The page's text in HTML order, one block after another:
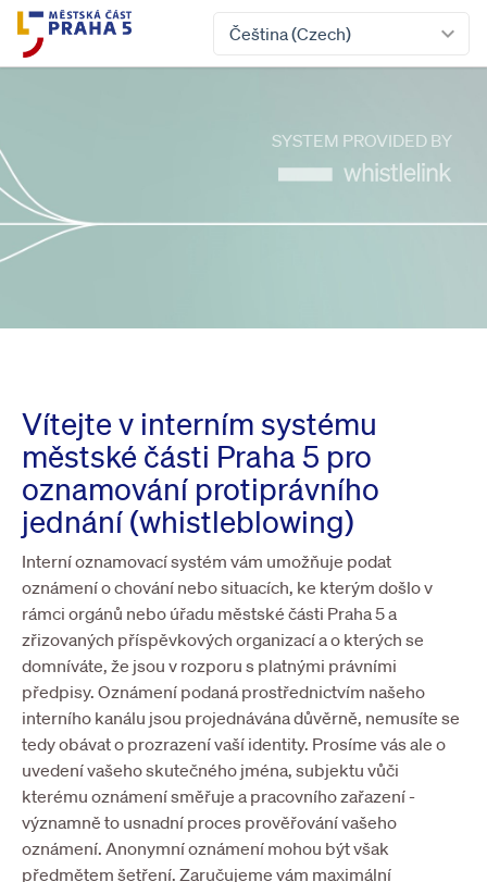
Čeština (Czech)
SYSTEM PROVIDED BY
Vítejte v interním systému
městské části Praha 5 pro
oznamování protiprávního
jednání (whistleblowing)
Interní oznamovací systém vám umožňuje podat
oznámení o chování nebo situacích, ke kterým došlo v
rámci orgánů nebo úřadu městské části Praha 5 a
zřizovaných příspěvkových organizací a o kterých se
domníváte, že jsou v rozporu s platnými právními
předpisy. Oznámení podaná prostřednictvím našeho
interního kanálu jsou projednávána důvěrně, nemusíte se
tedy obávat o prozrazení vaší identity. Prosíme vás ale o
uvedení vašeho skutečného jména, subjektu vůči
kterému oznámení směřuje a pracovního zařazení -
významně to usnadní proces prověřování vašeho
oznámení. Anonymní oznámení mohou být však
předmětem šetření. Zaručujeme vám maximální